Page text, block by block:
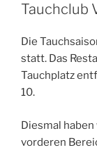
Tauchclub
Die
statt. Das
Tauchplatz
10.
Diesmal
vorderen